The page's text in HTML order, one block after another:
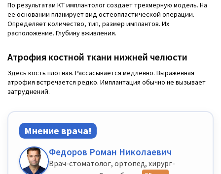
По результатам КТ имплантолог создает трехмерную модель. На
ее основании планирует вид остеопластической операции.
Определяет количество, тип, размер имплантов. Их
расположение. Глубину вживления.
Атрофия костной ткани нижней челюсти
Здесь кость плотная. Рассасывается медленно. Выраженная
атрофия встречается редко. Имплантация обычно не вызывает
затруднений.
Мнение врача!
Федоров Роман Николаевич
Врач-стоматолог, ортопед, хирург-